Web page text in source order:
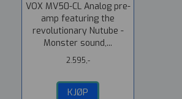
VOX MV50-CL Analog pre-
amp featuring the
revolutionary Nutube -
Monster sound,...
2.595,-
KJØP